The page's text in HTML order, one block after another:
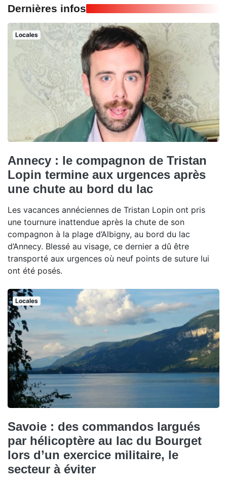
Dernières infos
Locales
Annecy : le compagnon de Tristan
Lopin termine aux urgences après
une chute au bord du lac
Les vacances annéciennes de Tristan Lopin ont pris
une tournure inattendue après la chute de son
compagnon à la plage d’Albigny, au bord du lac
d’Annecy. Blessé au visage, ce dernier a dû être
transporté aux urgences où neuf points de suture lui
ont été posés.
Locales
Savoie : des commandos largués
par hélicoptère au lac du Bourget
lors d’un exercice militaire, le
secteur à éviter